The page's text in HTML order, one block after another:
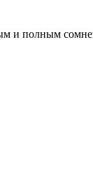
и полным